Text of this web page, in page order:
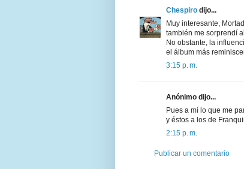
Chespiro dijo...
Muy interesante,
también me sorprendí
No obstante, la
el álbum más
3:15 p. m.
Anónimo dijo...
Pues a mí lo que me
y éstos a los de
2:15 p. m.
Publicar un comentario